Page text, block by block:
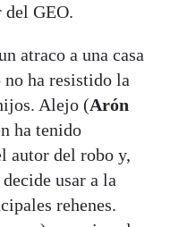
GEO.
atraco a una casa
no ha resistido la
Alejo (Arón
ha tenido
autor del robo y,
usar a la
rehenes.